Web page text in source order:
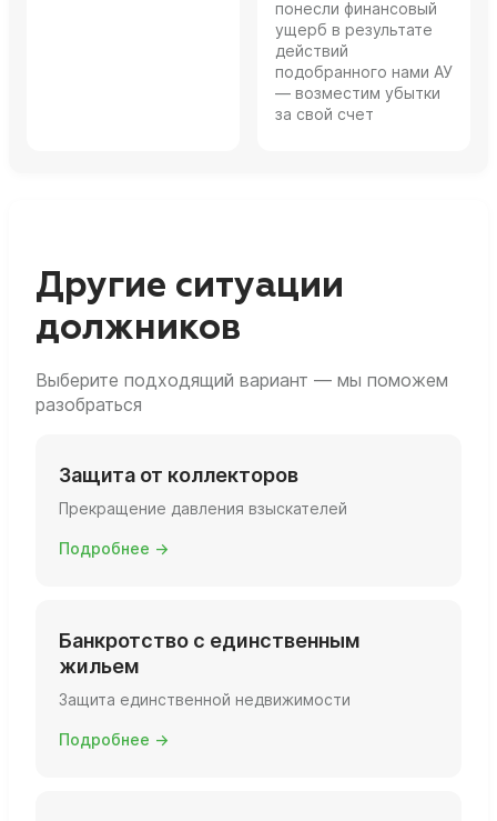
понесли финансовый
ущерб в результате
действий
подобранного нами АУ
— возместим убытки
за свой счет
Другие ситуации
должников
Выберите подходящий вариант — мы поможем
разобраться
Защита от коллекторов
Прекращение давления взыскателей
Подробнее →
Банкротство с единственным
жильем
Защита единственной недвижимости
Подробнее →